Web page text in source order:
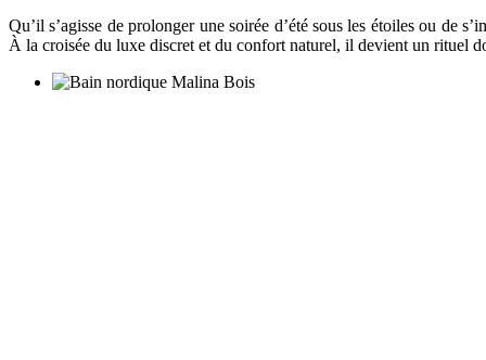
Qu’il s’agisse de prolonger une soirée d’été sous les étoiles ou de
À la croisée du luxe discret et du confort naturel, il devient un rituel